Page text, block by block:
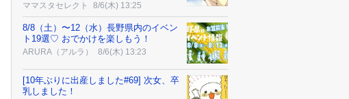
ママスタセレクト 8/6(木) 13:25
8/8（土）〜12（水）長野県内のイベン
ト19選♡ おでかけを楽しもう！
ARURA（アルラ） 8/6(木) 13:23
[10年ぶりに出産しました#69] 次女、卒
乳しました！